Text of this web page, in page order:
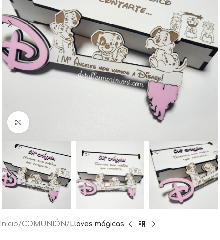
Inicio COMUNIÓN Llaves mágicas